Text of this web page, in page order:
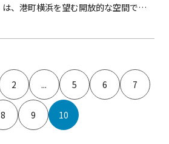
は、港町横浜を望む開放的な空間で旬
ます。朝食からディナーまで幅広いメ
タイムには彩り豊かなスイーツも充実
しており、港町の景色を眺めながらゆ
ったりとした時間を過ごせます。ショ
ッピングや観光の合間に立ち寄るのに
2 ... 5 6 7
8 9 10